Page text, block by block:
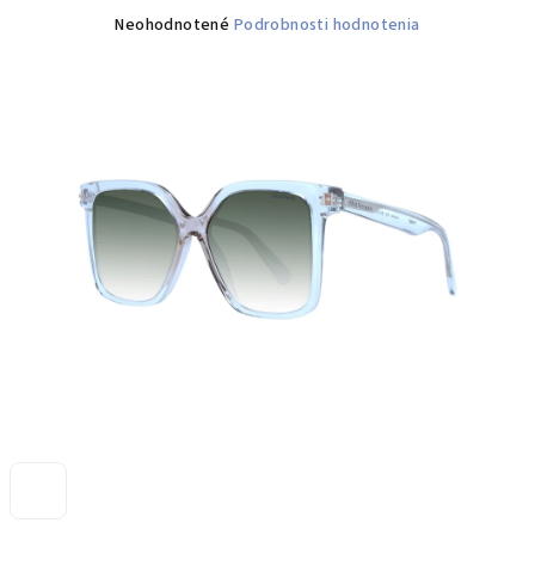
Priemerné
hviezdičiek.
Neohodnotené Podrobnosti hodnotenia